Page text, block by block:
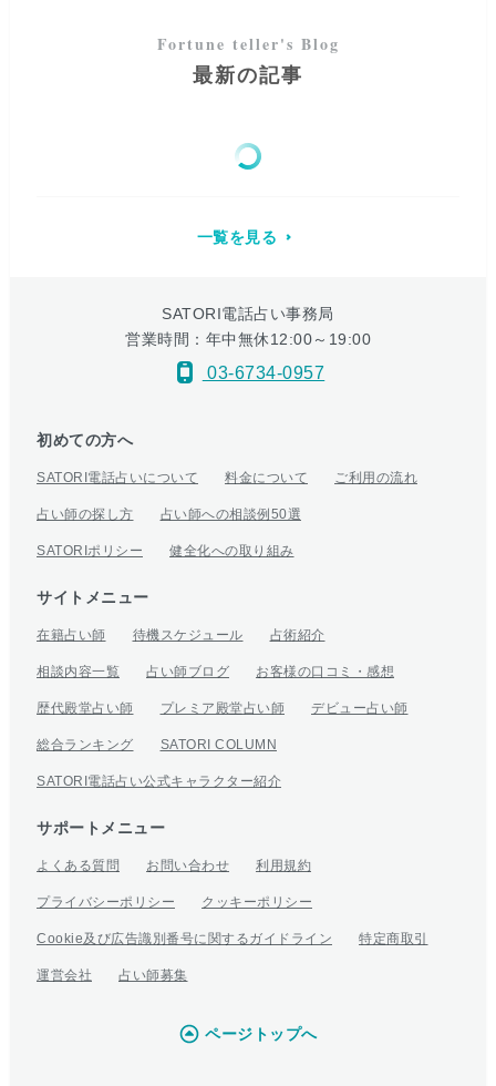
最新の記事
一覧を見る
SATORI電話占い事務局
営業時間：年中無休12:00～19:00
03-6734-0957
初めての方へ
SATORI電話占いについて 料金について ご利用の流れ
占い師の探し方 占い師への相談例50選
SATORIポリシー 健全化への取り組み
サイトメニュー
在籍占い師 待機スケジュール 占術紹介
相談内容一覧 占い師ブログ お客様の口コミ・感想
歴代殿堂占い師 プレミア殿堂占い師 デビュー占い師
総合ランキング SATORI COLUMN
SATORI電話占い公式キャラクター紹介
サポートメニュー
よくある質問 お問い合わせ 利用規約
プライバシーポリシー クッキーポリシー
Cookie及び広告識別番号に関するガイドライン 特定商取引
運営会社 占い師募集
ページトップへ